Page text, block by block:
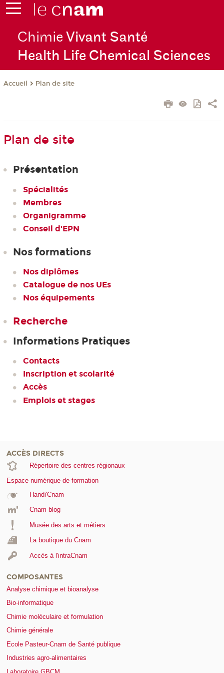
Chimie Vivant Santé
Health Life Chemical Sciences
Accueil Plan de site
Plan de site
Présentation
Spécialités
Membres
Organigramme
Conseil d'EPN
Nos formations
Nos diplômes
Catalogue de nos UEs
Nos équipements
Recherche
Informations Pratiques
Contacts
Inscription et scolarité
Accès
Emplois et stages
ACCÈS DIRECTS
Répertoire des centres régionaux
Espace numérique de formation
Handi'Cnam
Cnam blog
Musée des arts et métiers
La boutique du Cnam
Accès à l'intraCnam
COMPOSANTES
Analyse chimique et bioanalyse
Bio-informatique
Chimie moléculaire et formulation
Chimie générale
Ecole Pasteur-Cnam de Santé publique
Industries agro-alimentaires